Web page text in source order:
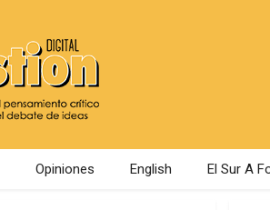
Opiniones English El Sur A